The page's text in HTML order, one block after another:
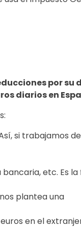
por su
diarios en
si trabajamos
etc. Es
plantea una
en el